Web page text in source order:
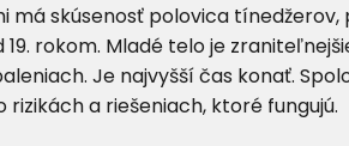
má skúsenosť polovica tínedžerov,
rokom. Mladé telo je
Je najvyšší čas konať.
rizikách a riešeniach, ktoré fungujú.